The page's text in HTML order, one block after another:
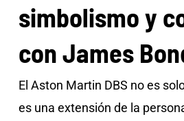
simbolismo y
con James
El Aston Martin DBS no es
es una extensión de la